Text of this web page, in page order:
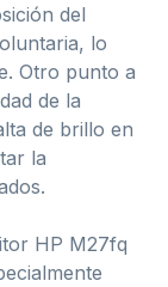
del
lo
Otro punto a
de la
de brillo en
la
HP M27fq